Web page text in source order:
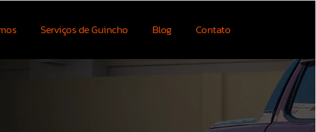
Serviços de Guincho Blog Contato